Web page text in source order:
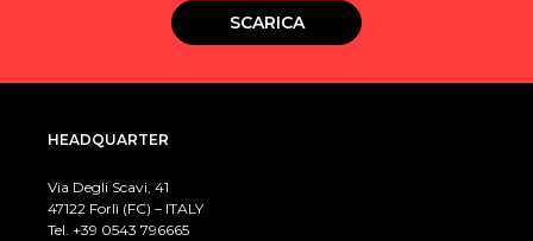
SCARICA
HEADQUARTER
Via Degli Scavi, 41
47122 Forlì (FC) – ITALY
Tel. +39 0543 796665